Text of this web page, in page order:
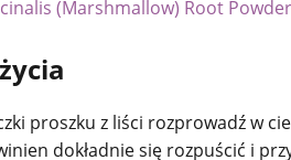
(Marshmallow) Root Powder
proszku z liści rozprowadź w
dokładnie się rozpuścić i